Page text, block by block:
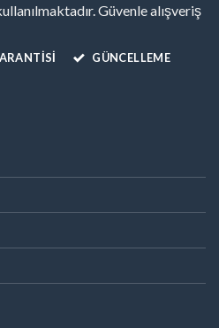
Güvenle alışveriş
GÜNCELLEME